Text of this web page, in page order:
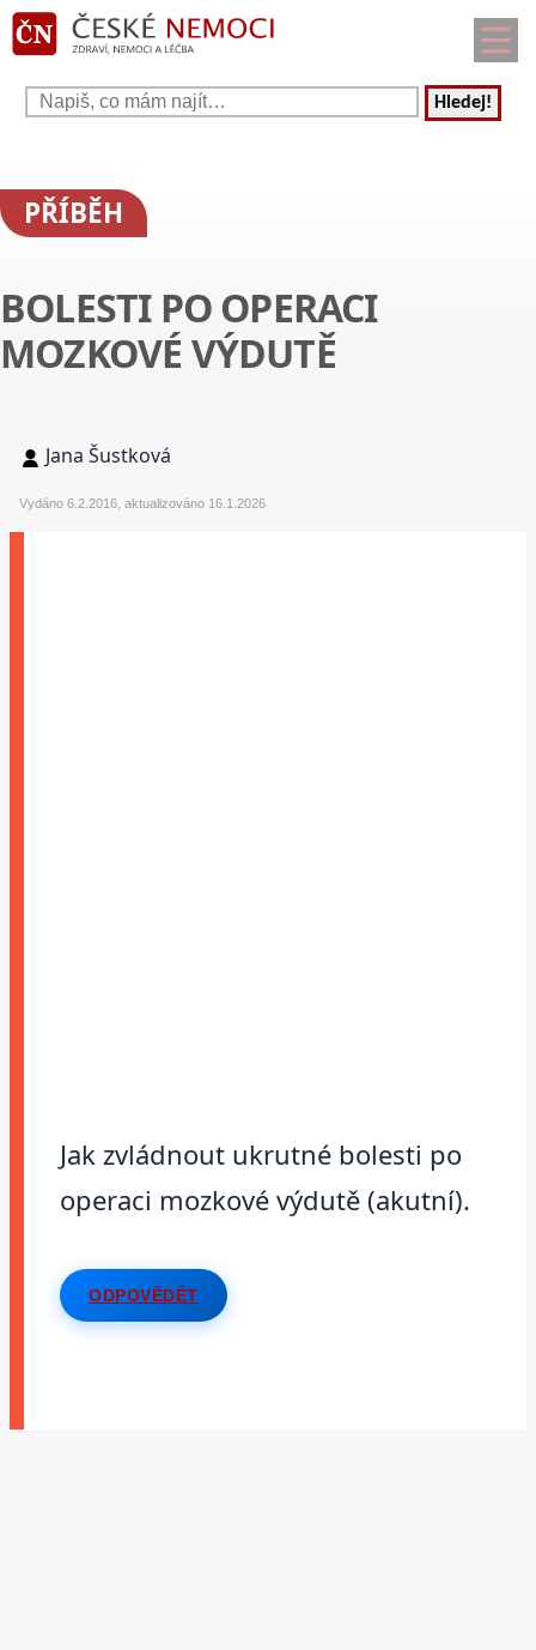
Hledej!
PŘÍBĚH
BOLESTI PO OPERACI
MOZKOVÉ VÝDUTĚ
Jana Šustková
Vydáno 6.2.2016, aktualizováno 16.1.2026
Jak zvládnout ukrutné bolesti po
operaci mozkové výdutě (akutní).
ODPOVĚDĚT